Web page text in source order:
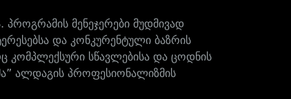
მენეჯერები მუდმივად
და კონკურენტული ბაზრის
სწავლებისა და ცოდნის
ალდაგის პროფესიონალიზმის